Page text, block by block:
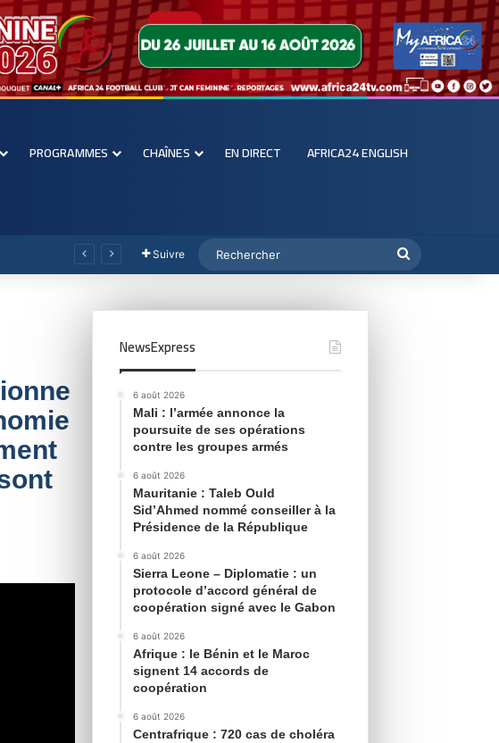
PROGRAMMES CHAÎNES EN DIRECT AFRICA24 ENGLISH
Suivre
NewsExpress
6 août 2026
Mali : l’armée annonce la
poursuite de ses opérations
contre les groupes armés
6 août 2026
Mauritanie : Taleb Ould
Sid’Ahmed nommé conseiller à la
Présidence de la République
6 août 2026
Sierra Leone – Diplomatie : un
protocole d’accord général de
coopération signé avec le Gabon
6 août 2026
Afrique : le Bénin et le Maroc
signent 14 accords de
coopération
6 août 2026
Centrafrique : 720 cas de choléra